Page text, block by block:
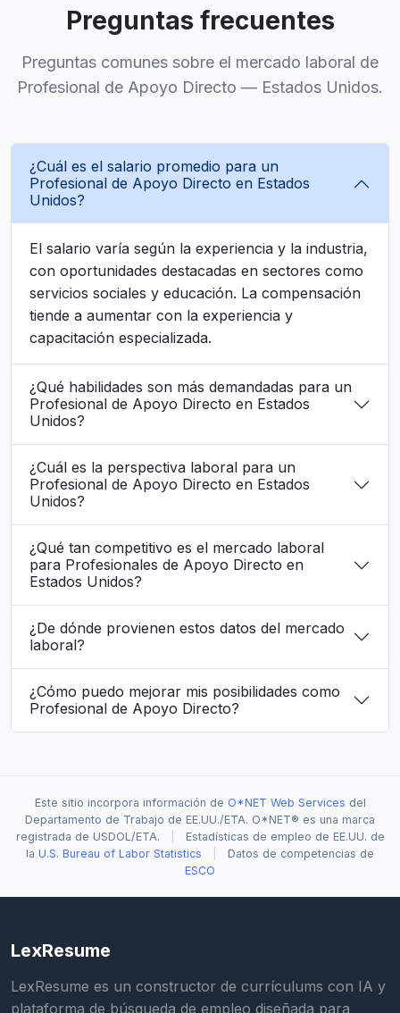
Preguntas frecuentes
Preguntas comunes sobre el mercado laboral de
Profesional de Apoyo Directo — Estados Unidos.
¿Cuál es el salario promedio para un
Profesional de Apoyo Directo en Estados
Unidos?
El salario varía según la experiencia y la industria,
con oportunidades destacadas en sectores como
servicios sociales y educación. La compensación
tiende a aumentar con la experiencia y
capacitación especializada.
¿Qué habilidades son más demandadas para un
Profesional de Apoyo Directo en Estados
Unidos?
¿Cuál es la perspectiva laboral para un
Profesional de Apoyo Directo en Estados
Unidos?
¿Qué tan competitivo es el mercado laboral
para Profesionales de Apoyo Directo en
Estados Unidos?
¿De dónde provienen estos datos del mercado
laboral?
¿Cómo puedo mejorar mis posibilidades como
Profesional de Apoyo Directo?
Este sitio incorpora información de O*NET Web Services del
Departamento de Trabajo de EE.UU./ETA. O*NET® es una marca
registrada de USDOL/ETA.
Estadísticas de empleo de EE.UU. de
la U.S. Bureau of Labor Statistics
Datos de competencias de
ESCO
LexResume
LexResume es un constructor de currículums con IA y
plataforma de búsqueda de empleo diseñada para